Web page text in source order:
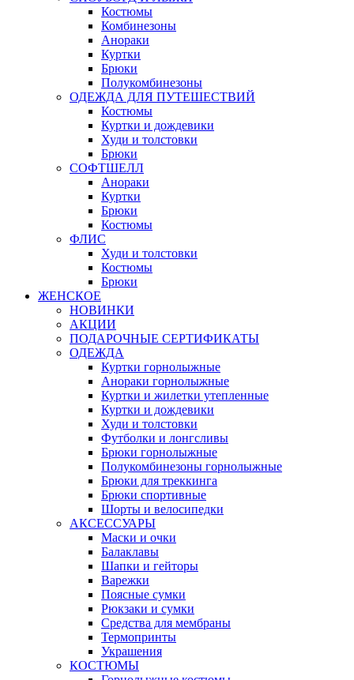
Костюмы
Комбинезоны
Анораки
Куртки
Брюки
Полукомбинезоны
ОДЕЖДА ДЛЯ ПУТЕШЕСТВИЙ
Костюмы
Куртки и дождевики
Худи и толстовки
Брюки
СОФТШЕЛЛ
Анораки
Куртки
Брюки
Костюмы
ФЛИС
Худи и толстовки
Костюмы
Брюки
ЖЕНСКОЕ
НОВИНКИ
АКЦИИ
ПОДАРОЧНЫЕ СЕРТИФИКАТЫ
ОДЕЖДА
Куртки горнолыжные
Анораки горнолыжные
Куртки и жилетки утепленные
Куртки и дождевики
Худи и толстовки
Футболки и лонгсливы
Брюки горнолыжные
Полукомбинезоны горнолыжные
Брюки для треккинга
Брюки спортивные
Шорты и велосипедки
АКСЕССУАРЫ
Маски и очки
Балаклавы
Шапки и гейторы
Варежки
Поясные сумки
Рюкзаки и сумки
Средства для мембраны
Термопринты
Украшения
КОСТЮМЫ